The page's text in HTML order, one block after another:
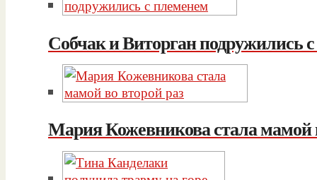
Собчак и Виторган подружились
Мария Кожевникова стала мамой